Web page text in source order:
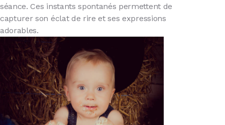
séance. Ces instants spontanés permettent de
capturer son éclat de rire et ses expressions
adorables.